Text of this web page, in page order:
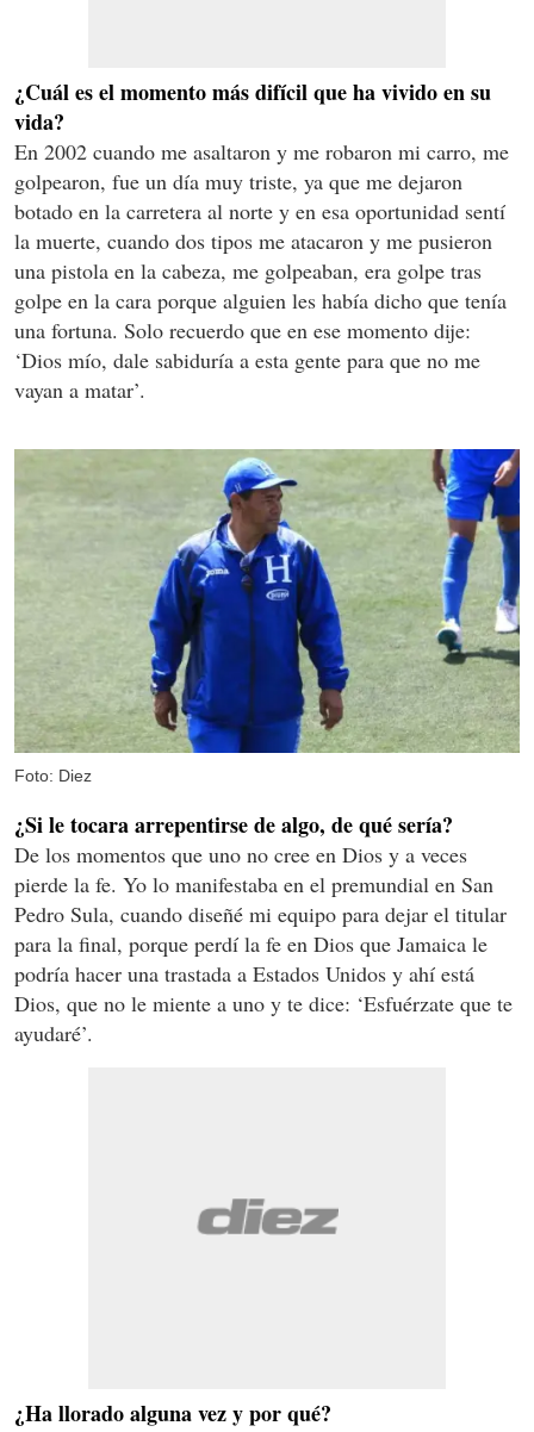
¿Cuál es el momento más difícil que ha vivido en su
vida?
En 2002 cuando me asaltaron y me robaron mi carro, me
golpearon, fue un día muy triste, ya que me dejaron
botado en la carretera al norte y en esa oportunidad sentí
la muerte, cuando dos tipos me atacaron y me pusieron
una pistola en la cabeza, me golpeaban, era golpe tras
golpe en la cara porque alguien les había dicho que tenía
una fortuna. Solo recuerdo que en ese momento dije:
‘Dios mío, dale sabiduría a esta gente para que no me
vayan a matar’.
Foto: Diez
¿Si le tocara arrepentirse de algo, de qué sería?
De los momentos que uno no cree en Dios y a veces
pierde la fe. Yo lo manifestaba en el premundial en San
Pedro Sula, cuando diseñé mi equipo para dejar el titular
para la final, porque perdí la fe en Dios que Jamaica le
podría hacer una trastada a Estados Unidos y ahí está
Dios, que no le miente a uno y te dice: ‘Esfuérzate que te
ayudaré’.
¿Ha llorado alguna vez y por qué?